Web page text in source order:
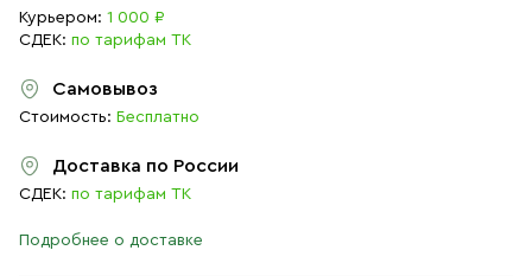
Курьером: 1 000 ₽
СДЕК: по тарифам ТК
Самовывоз
Стоимость: Бесплатно
Доставка по России
СДЕК: по тарифам ТК
Подробнее о доставке